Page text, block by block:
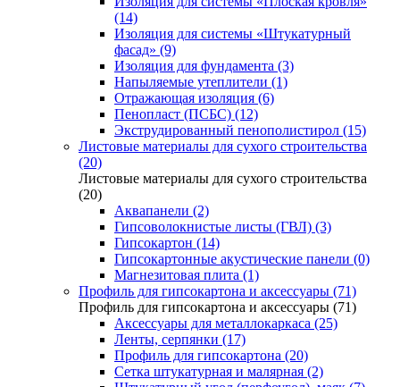
(14)
Изоляция для системы «Штукатурный
фасад» (9)
Изоляция для фундамента (3)
Напыляемые утеплители (1)
Отражающая изоляция (6)
Пенопласт (ПСБС) (12)
Экструдированный пенополистирол (15)
Листовые материалы для сухого строительства
(20)
Листовые материалы для сухого строительства
(20)
Аквапанели (2)
Гипсоволокнистые листы (ГВЛ) (3)
Гипсокартон (14)
Гипсокартонные акустические панели (0)
Магнезитовая плита (1)
Профиль для гипсокартона и аксессуары (71)
Профиль для гипсокартона и аксессуары (71)
Аксессуары для металлокаркаса (25)
Ленты, серпянки (17)
Профиль для гипсокартона (20)
Сетка штукатурная и малярная (2)